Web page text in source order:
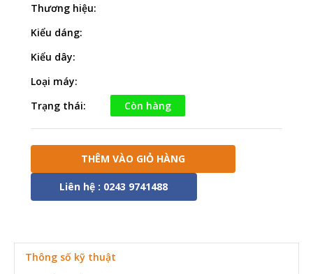
Thương hiệu:
Kiểu dáng:
Kiểu dây:
Loại máy:
Trạng thái:
Còn hàng
THÊM VÀO GIỎ HÀNG
Liên hệ : 0243 9741488
Thông số kỹ thuật